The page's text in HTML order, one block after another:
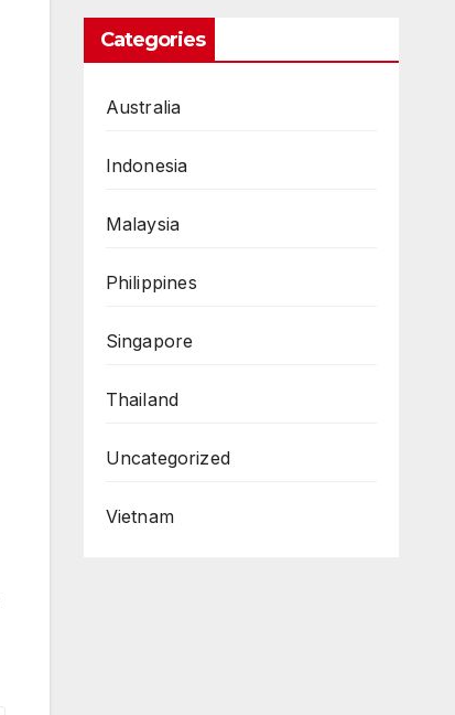
Categories
Australia
Indonesia
Malaysia
Philippines
Singapore
Thailand
Uncategorized
Vietnam